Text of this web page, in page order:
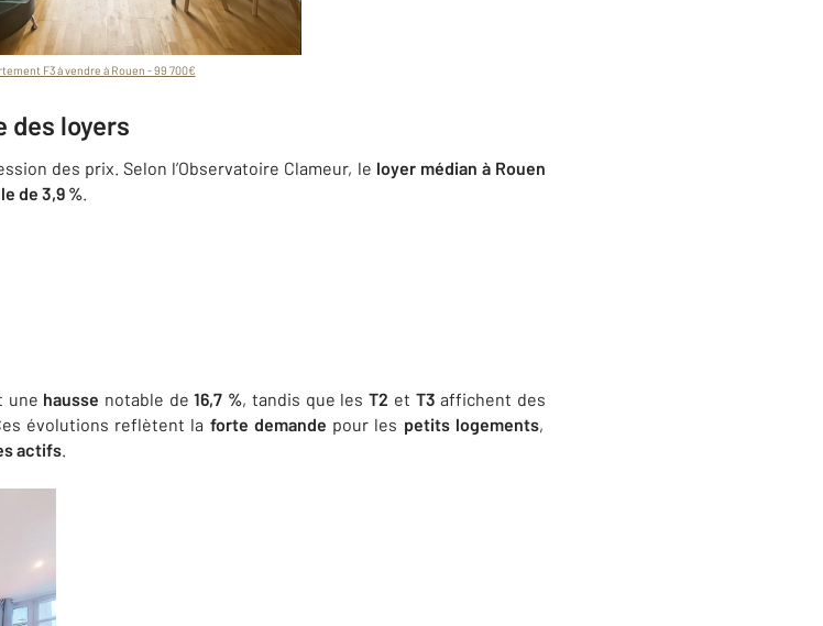
F3 à vendre à Rouen - 99 700€
des loyers
des prix. Selon l’Observatoire Clameur, le loyer médian à Rouen
de 3,9 %.
une hausse notable de 16,7 %, tandis que lesT2 et T3 affichent des
évolutions reflètent la forte demande pour les petits logements,
actifs.